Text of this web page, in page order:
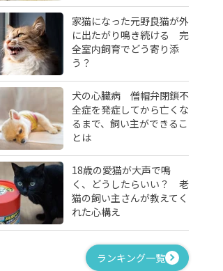
家猫になった元野良猫が外
に出たがり鳴き続ける 完
全室内飼育でどう寄り添
う？
犬の心臓病 僧帽弁閉鎖不
全症を発症してから亡くな
るまで、飼い主ができるこ
とは
18歳の愛猫が大声で鳴
く、どうしたらいい？ 老
猫の飼い主さんが教えてく
れた心構え
ランキング一覧